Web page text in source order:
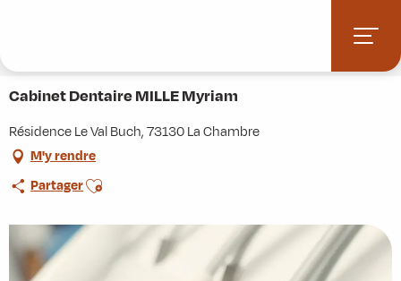
principal
Cabinet Dentaire MILLE Myriam
Résidence Le Val Buch, 73130 La Chambre
M'y rendre
PartagerAjouter aux favoris